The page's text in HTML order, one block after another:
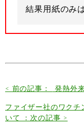
結果用紙のみ
< 前の記事： 発熱外
ファイザー社のワクチ
いて ：次の記事 >